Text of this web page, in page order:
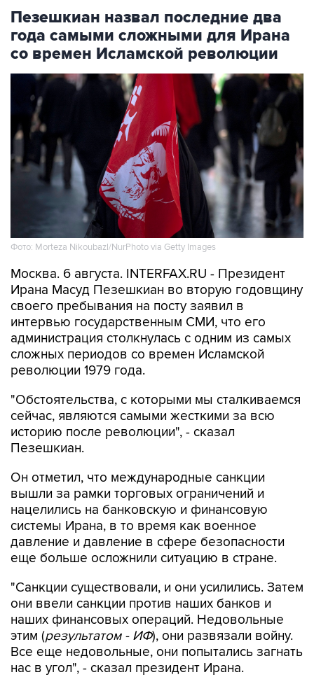
Пезешкиан назвал последние два
года самыми сложными для Ирана
со времен Исламской революции
Фото: Morteza Nikoubazl/NurPhoto via Getty Images
Москва. 6 августа. INTERFAX.RU - Президент
Ирана Масуд Пезешкиан во вторую годовщину
своего пребывания на посту заявил в
интервью государственным СМИ, что его
администрация столкнулась с одним из самых
сложных периодов со времен Исламской
революции 1979 года.
"Обстоятельства, с которыми мы сталкиваемся
сейчас, являются самыми жесткими за всю
историю после революции", - сказал
Пезешкиан.
Он отметил, что международные санкции
вышли за рамки торговых ограничений и
нацелились на банковскую и финансовую
системы Ирана, в то время как военное
давление и давление в сфере безопасности
еще больше осложнили ситуацию в стране.
"Санкции существовали, и они усилились. Затем
они ввели санкции против наших банков и
наших финансовых операций. Недовольные
этим (результатом - ИФ), они развязали войну.
Все еще недовольные, они попытались загнать
нас в угол", - сказал президент Ирана.